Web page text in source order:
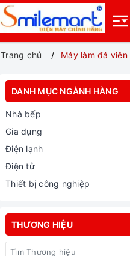
Trang chủ Máy làm đá viên
DANH MỤC NGÀNH HÀNG
Nhà bếp
Gia dụng
Điện lạnh
Điện tử
Thiết bị công nghiệp
THƯƠNG HIỆU